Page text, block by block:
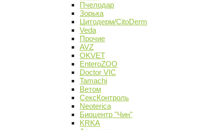
Пчелодар
Зорька
Цитодерм/CitoDerm
Veda
Прочие
AVZ
OKVET
EnteroZOO
Doctor VIC
Tamachi
Ветом
СексКонтроль
Neoterica
Биоцентр "Чин"
KRKA